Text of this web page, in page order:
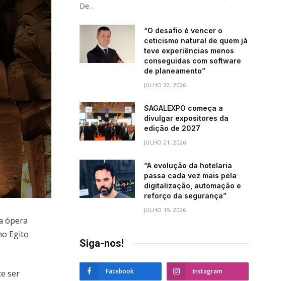
ópera
Egito
ser
De…
“O desafio é vencer o
ceticismo natural de quem já
teve experiências menos
conseguidas com software
de planeamento”
JULHO 22, 2026
SAGALEXPO começa a
divulgar expositores da
edição de 2027
JULHO 21, 2026
“A evolução da hotelaria
passa cada vez mais pela
digitalização, automação e
reforço da segurança”
JULHO 15, 2026
Siga-nos!
Facebook Instagram